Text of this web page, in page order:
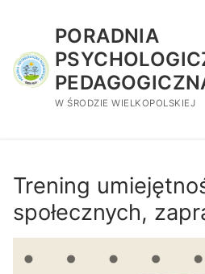
treści
PORADNIA
W ŚRODZIE WIELKOPOLSKIEJ
Trening
społecznych,